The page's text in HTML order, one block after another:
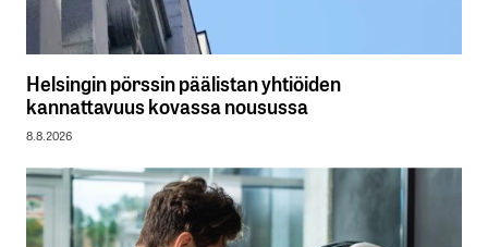
Helsingin pörssin päälistan yhtiöiden
kannattavuus kovassa nousussa
8.8.2026